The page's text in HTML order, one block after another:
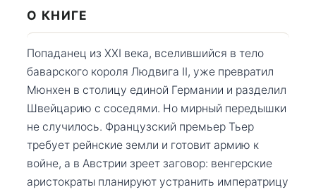
О КНИГЕ
Попаданец из XXI века, вселившийся в тело
баварского короля Людвига II, уже превратил
Мюнхен в столицу единой Германии и разделил
Швейцарию с соседями. Но мирный передышки
не случилось. Французский премьер Тьер
требует рейнские земли и готовит армию к
войне, а в Австрии зреет заговор: венгерские
аристократы планируют устранить императрицу